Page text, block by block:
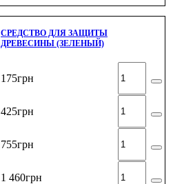
СРЕДСТВО ДЛЯ ЗАЩИТЫ
ДРЕВЕСИНЫ (ЗЕЛЕНЫЙ)
175грн
425грн
755грн
1 460грн